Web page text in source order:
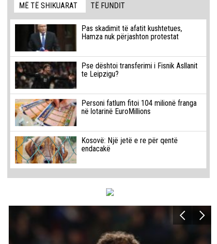
MË TË SHIKUARAT TË FUNDIT
Pas skadimit të afatit kushtetues,
Hamza nuk përjashton protestat
Pse dështoi transferimi i Fisnik Asllanit
te Leipzigu?
Personi fatlum fitoi 104 milionë franga
në lotarinë EuroMillions
Kosovë: Një jetë e re për qentë
endacakë